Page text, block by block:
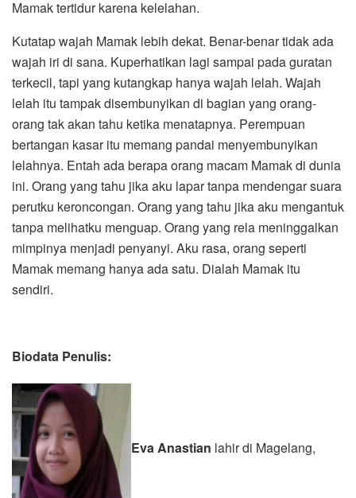
Mamak tertidur karena kelelahan.
Kutatap wajah Mamak lebih dekat. Benar-benar tidak ada
wajah iri di sana. Kuperhatikan lagi sampai pada guratan
terkecil, tapi yang kutangkap hanya wajah lelah. Wajah
lelah itu tampak disembunyikan di bagian yang orang-
orang tak akan tahu ketika menatapnya. Perempuan
bertangan kasar itu memang pandai menyembunyikan
lelahnya. Entah ada berapa orang macam Mamak di dunia
ini. Orang yang tahu jika aku lapar tanpa mendengar suara
perutku keroncongan. Orang yang tahu jika aku mengantuk
tanpa melihatku menguap. Orang yang rela meninggalkan
mimpinya menjadi penyanyi. Aku rasa, orang seperti
Mamak memang hanya ada satu. Dialah Mamak itu
sendiri.
Biodata Penulis:
Eva Anastian lahir di Magelang,